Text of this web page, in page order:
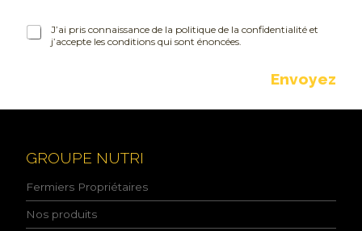
J
r
c
o
n
n
a
J’ai pris connaissance de la politique de la confidentialité et
j’accepte les conditions qui sont énoncées.
Envoyez
GROUPE NUTRI
Fermiers Propriétaires
Nos produits